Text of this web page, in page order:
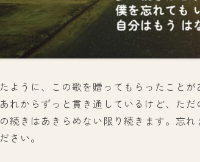
ように、この歌を贈ってもらったこと
れからずっと貫き通しているけど、た
続きはあきらめない限り続きます。忘
さい。